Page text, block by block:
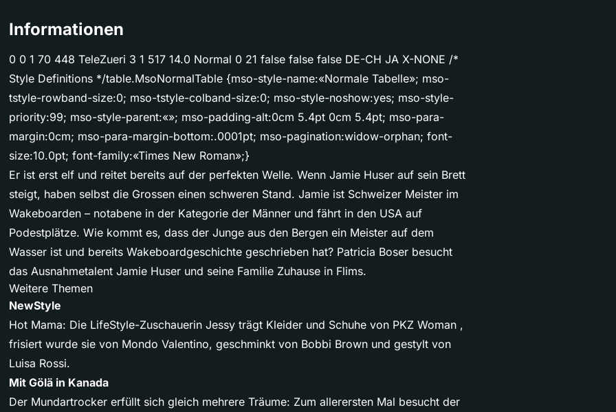
Informationen
0 0 1 70 448 TeleZueri 3 1 517 14.0 Normal 0 21 false false false DE-CH JA X-NONE /*
Style Definitions */table.MsoNormalTable {mso-style-name:«Normale Tabelle»; mso-
tstyle-rowband-size:0; mso-tstyle-colband-size:0; mso-style-noshow:yes; mso-style-
priority:99; mso-style-parent:«»; mso-padding-alt:0cm 5.4pt 0cm 5.4pt; mso-para-
margin:0cm; mso-para-margin-bottom:.0001pt; mso-pagination:widow-orphan; font-
size:10.0pt; font-family:«Times New Roman»;}
Er ist erst elf und reitet bereits auf der perfekten Welle. Wenn Jamie Huser auf sein Brett
steigt, haben selbst die Grossen einen schweren Stand. Jamie ist Schweizer Meister im
Wakeboarden – notabene in der Kategorie der Männer und fährt in den USA auf
Podestplätze. Wie kommt es, dass der Junge aus den Bergen ein Meister auf dem
Wasser ist und bereits Wakeboardgeschichte geschrieben hat? Patricia Boser besucht
das Ausnahmetalent Jamie Huser und seine Familie Zuhause in Flims.
Weitere Themen
NewStyle
Hot Mama: Die LifeStyle-Zuschauerin Jessy trägt Kleider und Schuhe von PKZ Woman ,
frisiert wurde sie von Mondo Valentino, geschminkt von Bobbi Brown und gestylt von
Luisa Rossi.
Mit Gölä in Kanada
Der Mundartrocker erfüllt sich gleich mehrere Träume: Zum allerersten Mal besucht der